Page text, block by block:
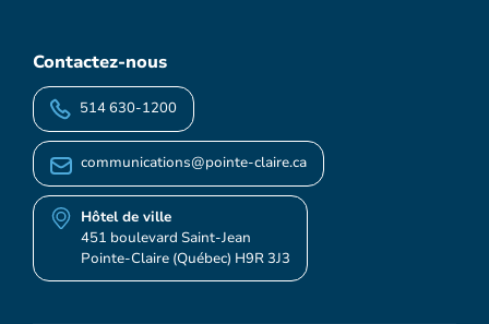
Contactez-nous
514 630-1200
communications@pointe-claire.ca
Hôtel de ville
451 boulevard Saint-Jean
Pointe-Claire (Québec) H9R 3J3